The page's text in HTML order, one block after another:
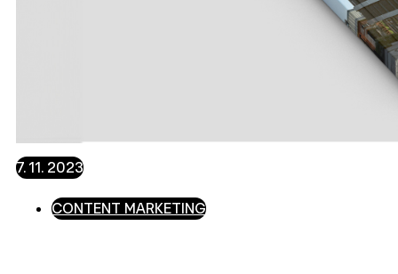
7. 11. 2023
CONTENT MARKETING